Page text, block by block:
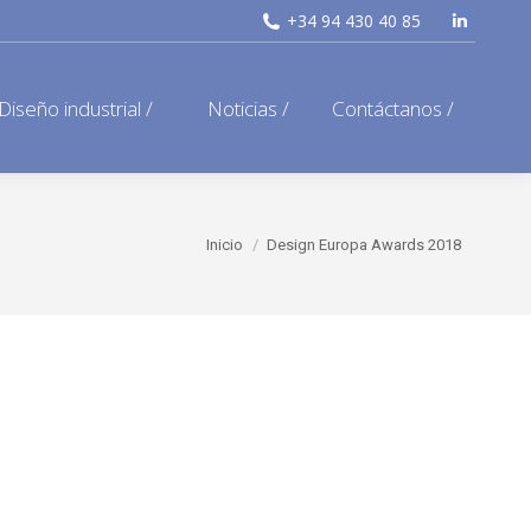
+34 94 430 40 85
Diseño industrial / Noticias / Contáctanos /
Estás aquí:
Inicio Design Europa Awards 2018